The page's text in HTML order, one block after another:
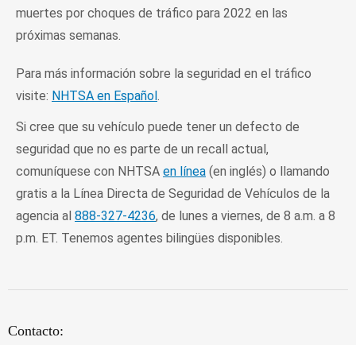
muertes por choques de tráfico para 2022 en las
próximas semanas.
Para más información sobre la seguridad en el tráfico
visite: NHTSA en Español .
Si cree que su vehículo puede tener un defecto de
seguridad que no es parte de un recall actual,
comuníquese con NHTSA en línea (en inglés) o llamando
gratis a la Línea Directa de Seguridad de Vehículos de la
agencia al 888-327-4236, de lunes a viernes, de 8 a.m. a 8
p.m. ET. Tenemos agentes bilingües disponibles.
Contacto: